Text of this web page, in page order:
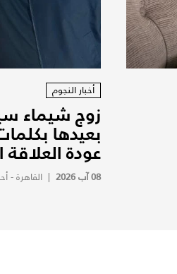
أخبار النجوم
زوج شيماء
بعيدها
عودة العلاقة
08 آب 2026 |القاهرة -